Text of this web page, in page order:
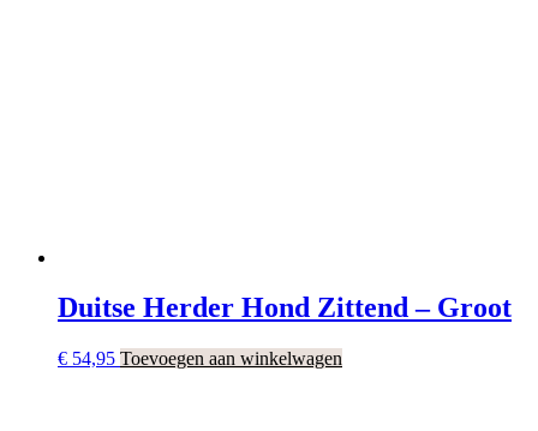
Duitse Herder Hond Zittend – Groot
€ 54,95 Toevoegen aan winkelwagen